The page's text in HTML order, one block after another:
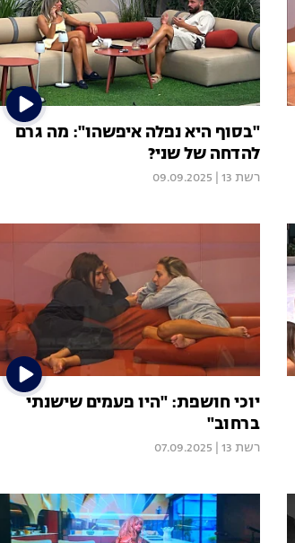
"בסוף היא נפלה איפשהו": מה גרם
להדחה של שני?
רשת 13 09.09.2025
יוכי חושפת: "היו פעמים שישנתי
ברחוב"
רשת 13 07.09.2025